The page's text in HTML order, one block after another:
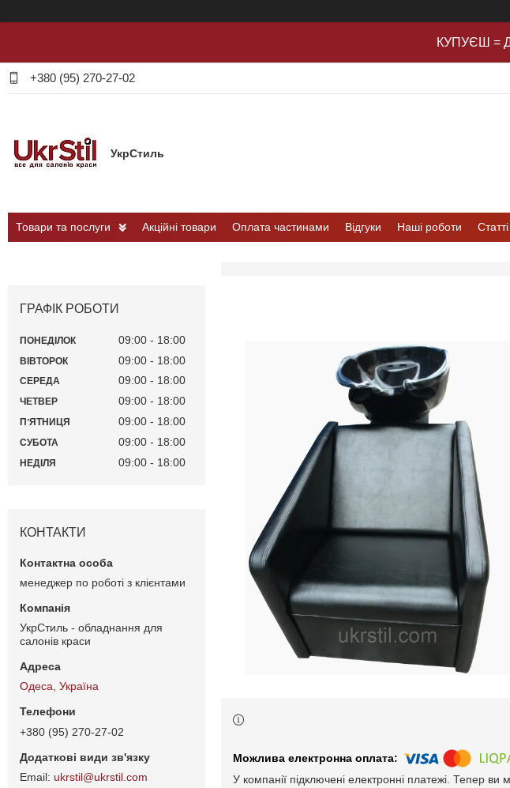
КУПУЄШ =
+380 (95) 270-27-02
УкрСтиль
Товари та послуги Акційні товари Оплата частинами Відгуки Наші роботи Статті
У компанії підключені електронні платежі. Тепер
ГРАФІК РОБОТИ
ПОНЕДІЛОК 09:00 18:00
ВІВТОРОК 09:00 18:00
СЕРЕДА 09:00 18:00
ЧЕТВЕР 09:00 18:00
ПʼЯТНИЦЯ 09:00 18:00
СУБОТА 09:00 18:00
НЕДІЛЯ 09:00 18:00
КОНТАКТИ
менеджер по роботі з клієнтами
УкрСтиль - обладнання для
салонів краси
Одеса, Україна
+380 (95) 270-27-02
ukrstil@ukrstil.com